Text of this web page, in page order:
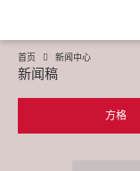
首页 新闻中心
新闻稿
方格